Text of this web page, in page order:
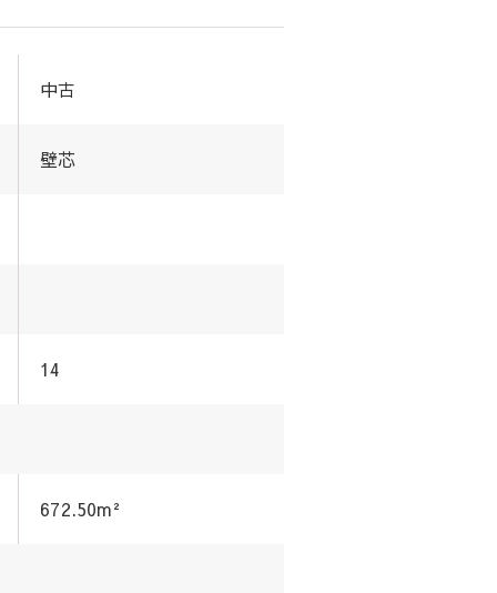
中古
壁芯
14
672.50m²